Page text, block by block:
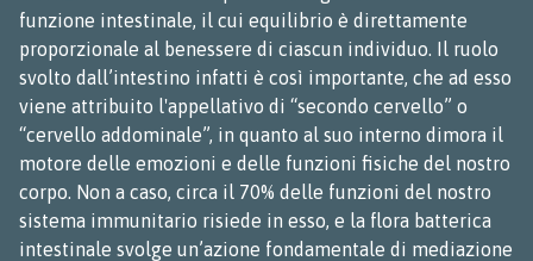
funzione intestinale, il cui equilibrio è direttamente
proporzionale al benessere di ciascun individuo. Il ruolo
svolto dall’intestino infatti è così importante, che ad esso
viene attribuito l'appellativo di “secondo cervello” o
“cervello addominale”, in quanto al suo interno dimora il
motore delle emozioni e delle funzioni fisiche del nostro
corpo. Non a caso, circa il 70% delle funzioni del nostro
sistema immunitario risiede in esso, e la flora batterica
intestinale svolge un’azione fondamentale di mediazione